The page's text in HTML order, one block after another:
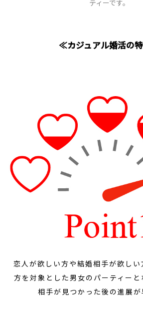
ティーです。
≪カジュアル婚活の
恋人が欲しい方や結婚相手が欲し
方を対象とした男女のパーティー
相手が見つかった後の進展が